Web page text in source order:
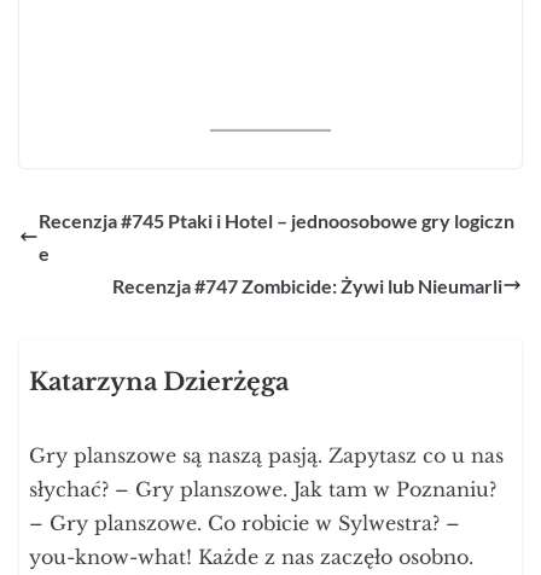
Recenzja #745 Ptaki i Hotel – jednoosobowe gry logiczn
e
Recenzja #747 Zombicide: Żywi lub Nieumarli
Katarzyna Dzierżęga
Gry planszowe są naszą pasją. Zapytasz co u nas
słychać? – Gry planszowe. Jak tam w Poznaniu?
– Gry planszowe. Co robicie w Sylwestra? –
you-know-what! Każde z nas zaczęło osobno.